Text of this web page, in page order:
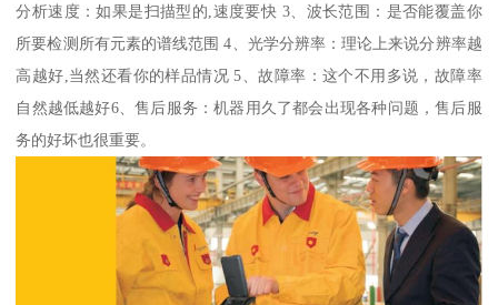
分析速度：如果是扫描型的,速度要快 3、波长范围：是否能覆盖你
所要检测所有元素的谱线范围 4、光学分辨率：理论上来说分辨率越
高越好,当然还看你的样品情况 5、故障率：这个不用多说，故障率
自然越低越好6、售后服务：机器用久了都会出现各种问题，售后服
务的好坏也很重要。